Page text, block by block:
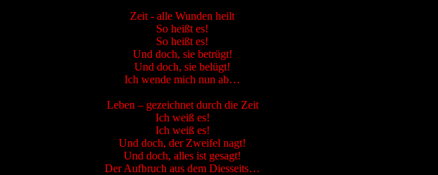
Zeit - alle Wunden heilt
So heißt es!
So heißt es!
Und doch, sie betrügt!
Und doch, sie belügt!
Ich wende mich nun ab…
Leben – gezeichnet durch die Zeit
Ich weiß es!
Ich weiß es!
Und doch, der Zweifel nagt!
Und doch, alles ist gesagt!
Der Aufbruch aus dem Diesseits…